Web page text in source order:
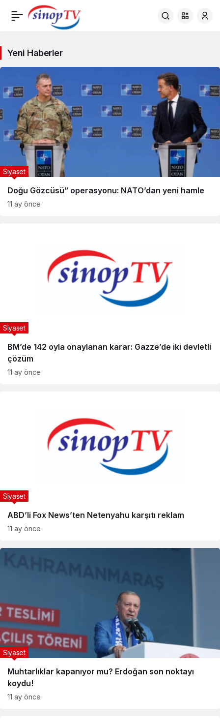
Haberleri
Yeni Haberler
Doğu Gözcüsü” operasyonu: NATO’dan yeni hamle
Siyaset
11 ay önce
BM’de 142 oyla onaylanan karar: Gazze’de iki devletli
çözüm
Siyaset
11 ay önce
ABD’li Fox News’ten Netenyahu karşıtı reklam
Siyaset
11 ay önce
Muhtarlıklar kapanıyor mu? Erdoğan son noktayı
koydu!
Siyaset
11 ay önce